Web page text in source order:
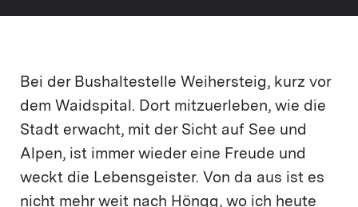
Bei der Bushaltestelle Weihersteig, kurz vor
dem Waidspital. Dort mitzuerleben, wie die
Stadt erwacht, mit der Sicht auf See und
Alpen, ist immer wieder eine Freude und
weckt die Lebensgeister. Von da aus ist es
nicht mehr weit nach Höngg, wo ich heute